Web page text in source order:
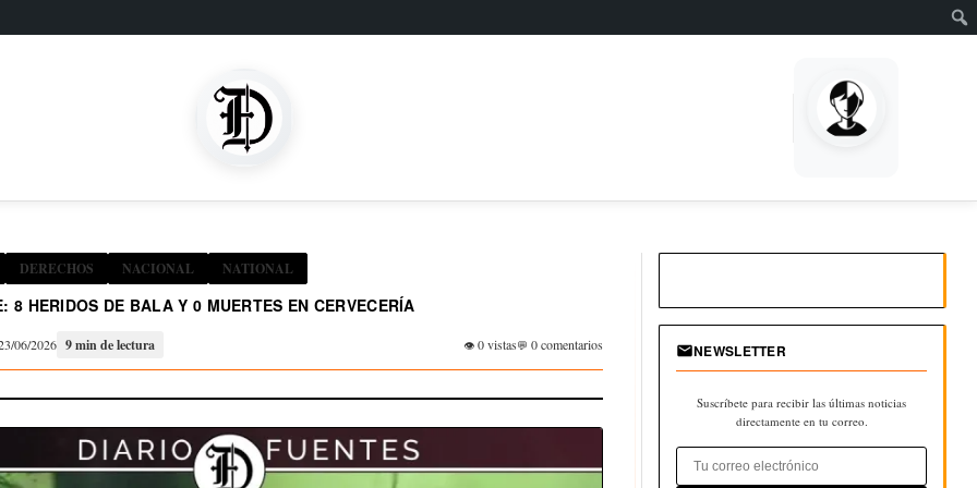
DERECHOS NACIONAL NATIONAL
8 HERIDOS DE BALA Y 0 MUERTES EN CERVECERÍA
06/2026 9 min de lectura 0 vistas 0 comentarios NEWSLETTER
Suscríbete para recibir las últimas noticias
directamente en tu correo.